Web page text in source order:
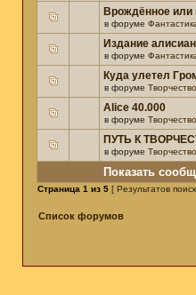
Врождённое или
в форуме
Издание
в форуме
Куда улетел
в форуме Творчество
Alice 40.000
в форуме Творчество
ПУТЬ К
в форуме Творчество
Показать
Страница 1 из 5 [ Результатов
Список форумов